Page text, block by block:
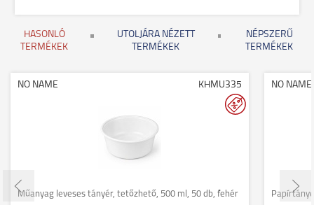
HASONLÓ
TERMÉKEK
UTOLJÁRA NÉZETT
TERMÉKEK
NÉPSZERŰ
TERMÉKEK
NO NAME KHMU335
Műanyag leveses tányér, tetőzhető, 500 ml, 50 db, fehér
NO NAME